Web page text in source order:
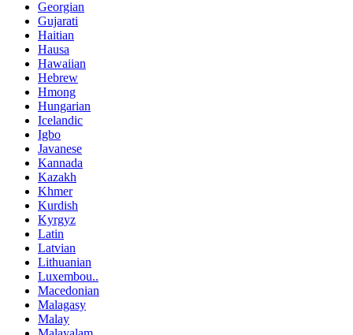
Georgian
Gujarati
Haitian
Hausa
Hawaiian
Hebrew
Hmong
Hungarian
Icelandic
Igbo
Javanese
Kannada
Kazakh
Khmer
Kurdish
Kyrgyz
Latin
Latvian
Lithuanian
Luxembou..
Macedonian
Malagasy
Malay